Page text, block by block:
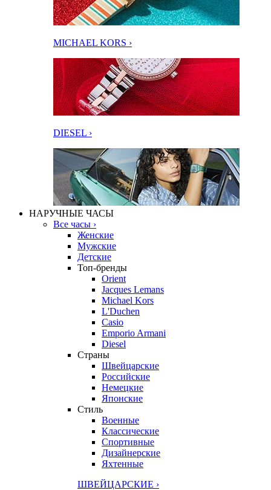
MICHAEL KORS ›
DIESEL ›
НАРУЧНЫЕ ЧАСЫ
Все часы ›
Женские
Мужские
Детские
Топ-бренды
Orient
Jacques Lemans
Michael Kors
L'Duchen
Casio
Emporio Armani
Diesel
Страны
Швейцарские
Российские
Немецкие
Японские
Стиль
Военные
Классические
Спортивные
Дизайнерские
Яхтенные
ШВЕЙЦАРСКИЕ ›